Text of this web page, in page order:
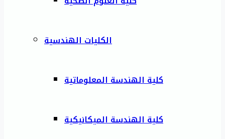
الكليات الهندسية
كلية الهندسة المعلوماتية
كلية الهندسة الميكانيكية